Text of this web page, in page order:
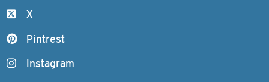
X
Pintrest
Instagram